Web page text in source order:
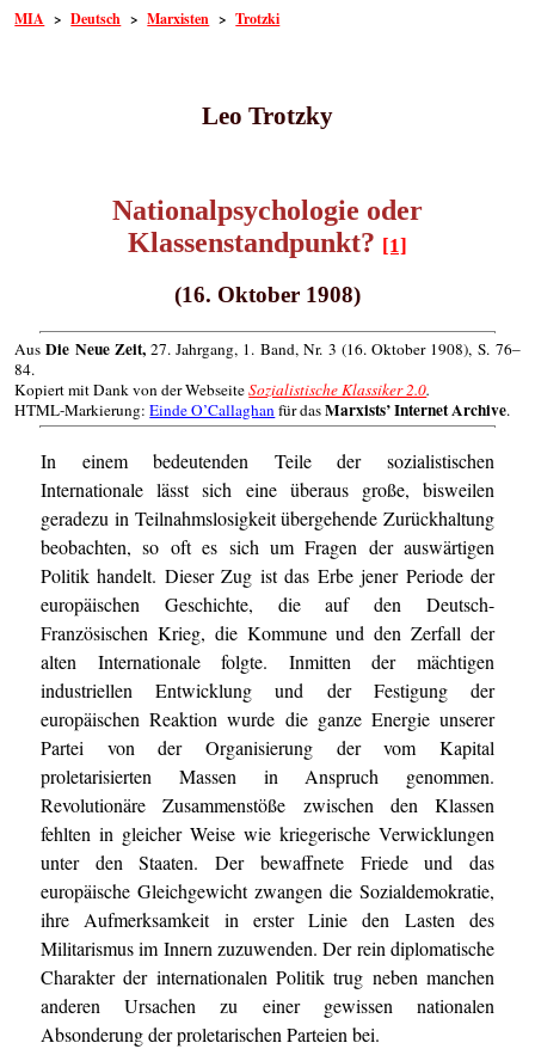
MIA >Deutsch >Marxisten >Trotzki
Leo Trotzky
Nationalpsychologie oder
Klassenstandpunkt? [1]
(16. Oktober 1908)
AusDie Neue Zeit,27. Jahrgang, 1. Band, Nr. 3 (16. Oktober 1908), S. 76–
84.
Kopiert mit Dank von der WebseiteSozialistische Klassiker 2.0.
HTML-Markierung:Einde O’Callaghan für dasMarxists’ Internet Archive.
In einem bedeutenden Teile der sozialistischen
Internationale lässt sich eine überaus große, bisweilen
geradezu in Teilnahmslosigkeit übergehende Zurückhaltung
beobachten, so oft es sich um Fragen der auswärtigen
Politik handelt. Dieser Zug ist das Erbe jener Periode der
europäischen Geschichte, die auf den Deutsch-
Französischen Krieg, die Kommune und den Zerfall der
alten Internationale folgte. Inmitten der mächtigen
industriellen Entwicklung und der Festigung der
europäischen Reaktion wurde die ganze Energie unserer
Partei von der Organisierung der vom Kapital
proletarisierten Massen in Anspruch genommen.
Revolutionäre Zusammenstöße zwischen den Klassen
fehlten in gleicher Weise wie kriegerische Verwicklungen
unter den Staaten. Der bewaffnete Friede und das
europäische Gleichgewicht zwangen die Sozialdemokratie,
ihre Aufmerksamkeit in erster Linie den Lasten des
Militarismus im Innern zuzuwenden. Der rein diplomatische
Charakter der internationalen Politik trug neben manchen
anderen Ursachen zu einer gewissen nationalen
Absonderung der proletarischen Parteien bei.